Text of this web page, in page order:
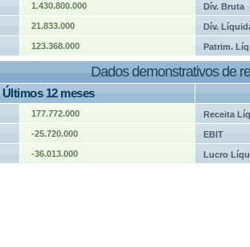
1.430.800.000 Dív. Bruta
21.833.000 Dív.
123.368.000 Patrim. Líq
Dados demonstrativos de
Últimos 12 meses
177.772.000 Receita
-25.720.000 EBIT
-36.013.000 Lucro